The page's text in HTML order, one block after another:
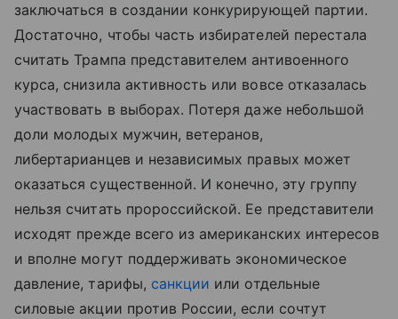
заключаться в создании конкурирующей партии.
Достаточно, чтобы часть избирателей перестала
считать Трампа представителем антивоенного
курса, снизила активность или вовсе отказалась
участвовать в выборах. Потеря даже небольшой
доли молодых мужчин, ветеранов,
либертарианцев и независимых правых может
оказаться существенной. И конечно, эту группу
нельзя считать пророссийской. Ее представители
исходят прежде всего из американских интересов
и вполне могут поддерживать экономическое
давление, тарифы, санкции или отдельные
силовые акции против России, если сочтут